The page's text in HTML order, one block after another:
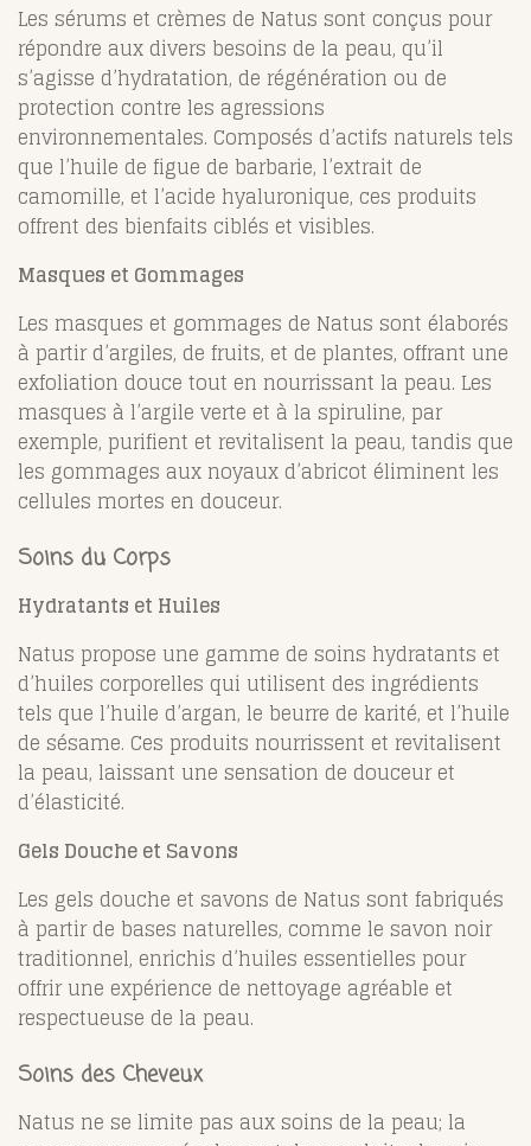
Les sérums et crèmes de Natus sont conçus pour
répondre aux divers besoins de la peau, qu’il
s’agisse d’hydratation, de régénération ou de
protection contre les agressions
environnementales. Composés d’actifs naturels tels
que l’huile de figue de barbarie, l’extrait de
camomille, et l’acide hyaluronique, ces produits
offrent des bienfaits ciblés et visibles.
Masques et Gommages
Les masques et gommages de Natus sont élaborés
à partir d’argiles, de fruits, et de plantes, offrant une
exfoliation douce tout en nourrissant la peau. Les
masques à l’argile verte et à la spiruline, par
exemple, purifient et revitalisent la peau, tandis que
les gommages aux noyaux d’abricot éliminent les
cellules mortes en douceur.
Soins du Corps
Hydratants et Huiles
Natus propose une gamme de soins hydratants et
d’huiles corporelles qui utilisent des ingrédients
tels que l’huile d’argan, le beurre de karité, et l’huile
de sésame. Ces produits nourrissent et revitalisent
la peau, laissant une sensation de douceur et
d’élasticité.
Gels Douche et Savons
Les gels douche et savons de Natus sont fabriqués
à partir de bases naturelles, comme le savon noir
traditionnel, enrichis d’huiles essentielles pour
offrir une expérience de nettoyage agréable et
respectueuse de la peau.
Soins des Cheveux
Natus ne se limite pas aux soins de la peau; la